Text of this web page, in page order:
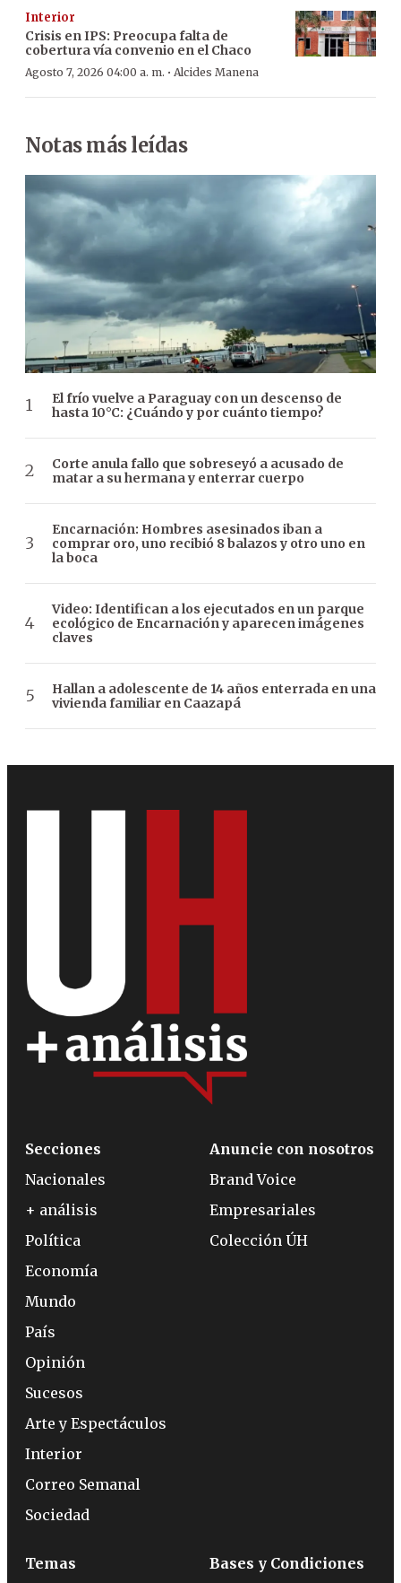
Interior
Crisis en IPS: Preocupa falta de
cobertura vía convenio en el Chaco
Agosto 7, 2026 04:00 a. m. · Alcides Manena
Notas más leídas
El frío vuelve a Paraguay con un descenso de
hasta 10°C: ¿Cuándo y por cuánto tiempo?
Corte anula fallo que sobreseyó a acusado de
matar a su hermana y enterrar cuerpo
Encarnación: Hombres asesinados iban a
comprar oro, uno recibió 8 balazos y otro uno en
la boca
Video: Identifican a los ejecutados en un parque
ecológico de Encarnación y aparecen imágenes
claves
Hallan a adolescente de 14 años enterrada en una
vivienda familiar en Caazapá
Secciones
Nacionales
+ análisis
Política
Economía
Mundo
País
Opinión
Sucesos
Arte y Espectáculos
Interior
Correo Semanal
Sociedad
Anuncie con nosotros
Brand Voice
Empresariales
Colección ÚH
Temas Bases y Condiciones